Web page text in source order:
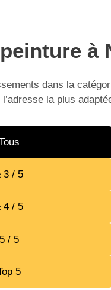
à
dans la
la plus
3 / 5
4 / 5
5 / 5
5